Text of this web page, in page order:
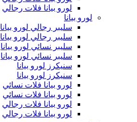
لورو بيانا فلات رجالي
لورو بيانا
سليبر رجالي لورو بيانا
سليبر رجالي لورو بيانا
سليبر نسائي لورو بيانا
سليبر نسائي لورو بيانا
سنيكرز لورو بيانا
سنيكرز لورو بيانا
لورو بيانا فلات نسائي
لورو بيانا فلات نسائي
لورو بيانا فلات رجالي
لورو بيانا فلات رجالي